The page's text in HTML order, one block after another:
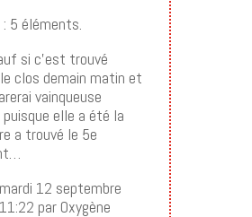
: 5 éléments.
si c’est trouvé
clos demain matin et
vainqueuse
puisque elle a été la
a trouvé le 5e
12 septembre
par Oxygène